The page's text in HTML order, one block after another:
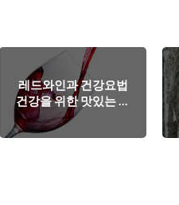
레드와인과 건강요법
건강을 위한 맛있는 방
법을 알려드립니다